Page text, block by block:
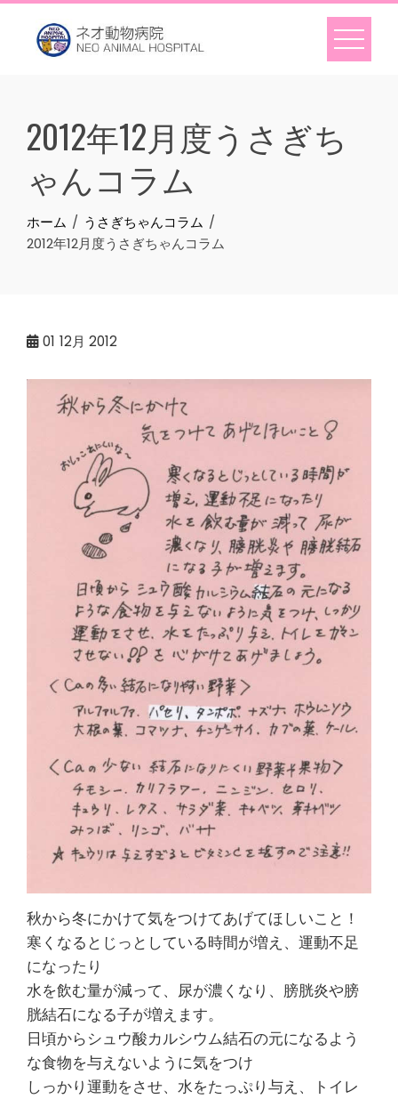
Skip
content
2012年12月度うさぎち
ゃんコラム
ホーム
うさぎちゃんコラム
2012年12月度うさぎちゃんコラム
01 12月 2012
秋から冬にかけて気をつけてあげてほしいこと！
寒くなるとじっとしている時間が増え、運動不足
になったり
水を飲む量が減って、尿が濃くなり、膀胱炎や膀
胱結石になる子が増えます。
日頃からシュウ酸カルシウム結石の元になるよう
な食物を与えないように気をつけ
しっかり運動をさせ、水をたっぷり与え、トイレ